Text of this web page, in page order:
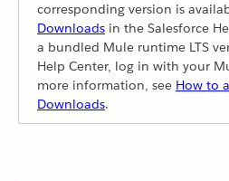
corresponding version is
Downloads in the Salesforce
a bundled Mule runtime LTS
Help Center, log in with your
more information, see How to
Downloads.